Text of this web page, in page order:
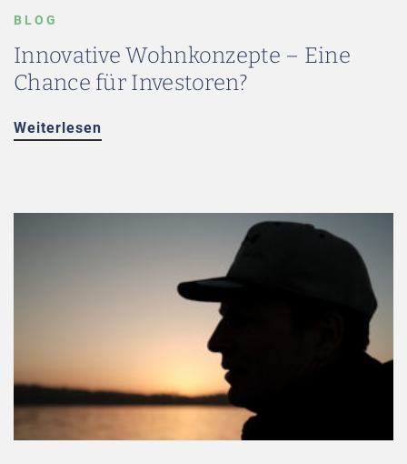
BLOG
Innovative Wohnkonzepte – Eine
Chance für Investoren?
Weiterlesen